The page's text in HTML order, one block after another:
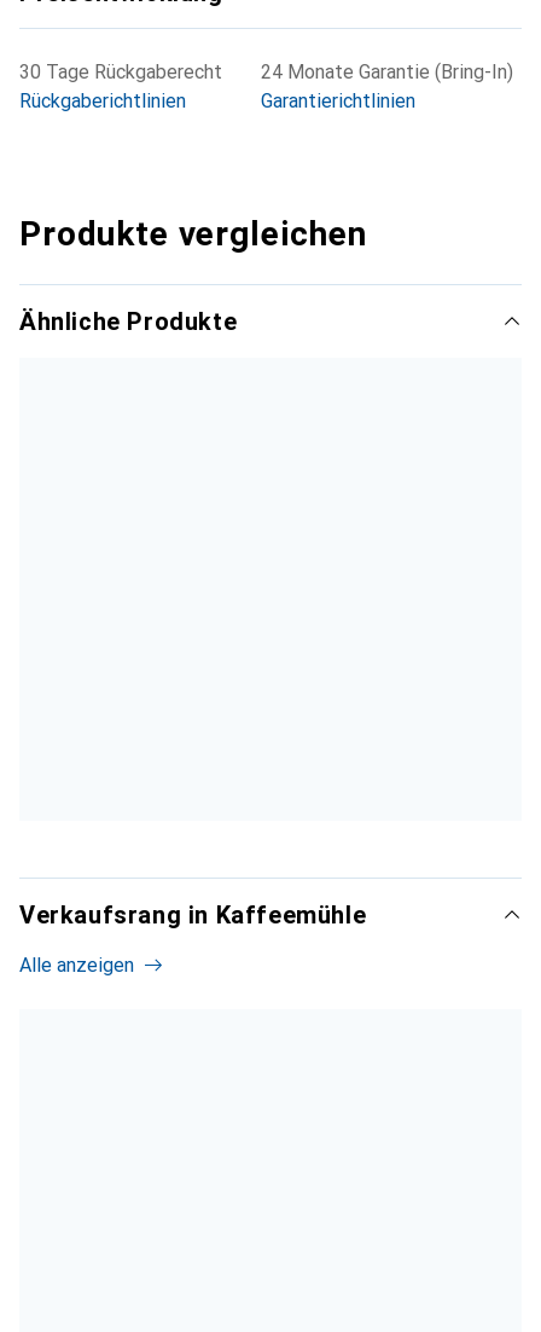
30 Tage Rückgaberecht
Rückgaberichtlinien
24 Monate Garantie (Bring-In)
Garantierichtlinien
Produkte vergleichen
Ähnliche Produkte
Verkaufsrang in Kaffeemühle
Alle anzeigen